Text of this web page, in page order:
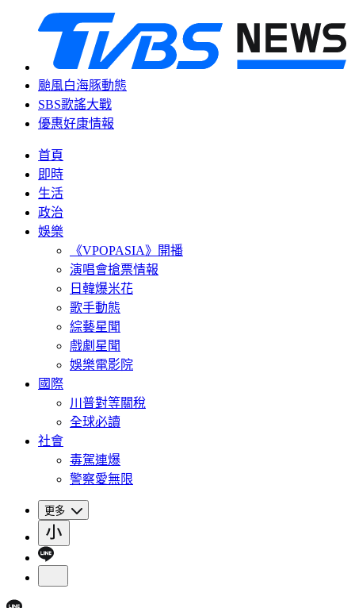
颱風白海豚動態
SBS歌謠大戰
優惠好康情報
首頁
即時
生活
政治
娛樂
《VPOPASIA》開播
演唱會搶票情報
日韓爆米花
歌手動態
綜藝星聞
戲劇星聞
娛樂電影院
國際
川普對等關稅
全球必讀
社會
毒駕連爆
警察愛無限
更多